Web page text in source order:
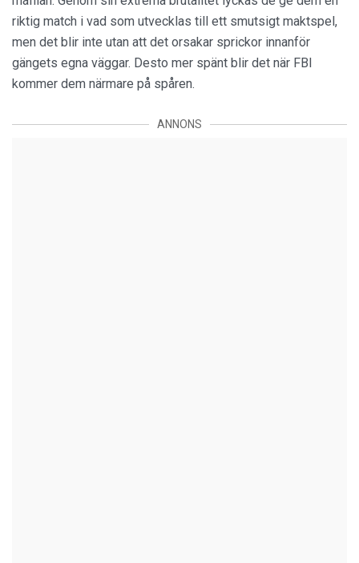
riktig match i vad som utvecklas till ett smutsigt maktspel,
men det blir inte utan att det orsakar sprickor innanför
gängets egna väggar. Desto mer spänt blir det när FBI
kommer dem närmare på spåren.
ANNONS